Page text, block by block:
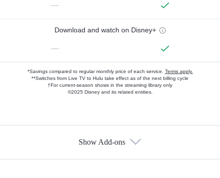
—
Download and watch on Disney+
—
*Savings compared to regular monthly price of each service. Terms apply.
**Switches from Live TV to Hulu take effect as of the next billing cycle
†For current-season shows in the streaming library only
©2025 Disney and its related entities.
Show Add-ons